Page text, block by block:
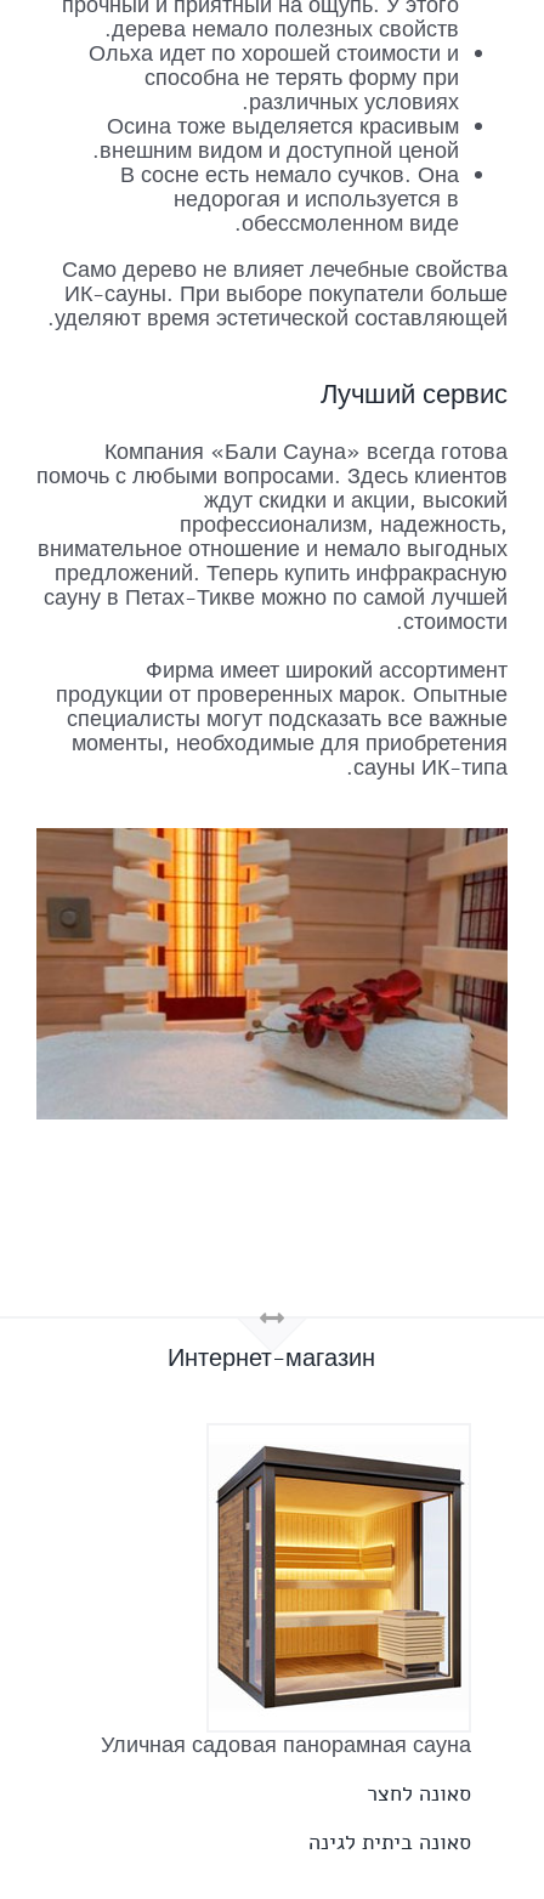
дерева немало полезных свойств.
Ольха идет по хорошей стоимости и
способна не терять форму при
различных условиях.
Осина тоже выделяется красивым
внешним видом и доступной ценой.
В сосне есть немало сучков. Она
недорогая и используется в
обессмоленном виде.
Само дерево не влияет лечебные свойства
ИК-сауны. При выборе покупатели больше
уделяют время эстетической составляющей.
Лучший сервис
Компания «Бали Сауна» всегда готова
помочь с любыми вопросами. Здесь клиентов
ждут скидки и акции, высокий
профессионализм, надежность,
внимательное отношение и немало выгодных
предложений. Теперь купить инфракрасную
сауну в Петах-Тикве можно по самой лучшей
стоимости.
Фирма имеет широкий ассортимент
продукции от проверенных марок. Опытные
специалисты могут подсказать все важные
моменты, необходимые для приобретения
сауны ИК-типа.
Интернет-магазин
Уличная садовая панорамная сауна
סאונה לחצר
סאונה ביתית לגינה